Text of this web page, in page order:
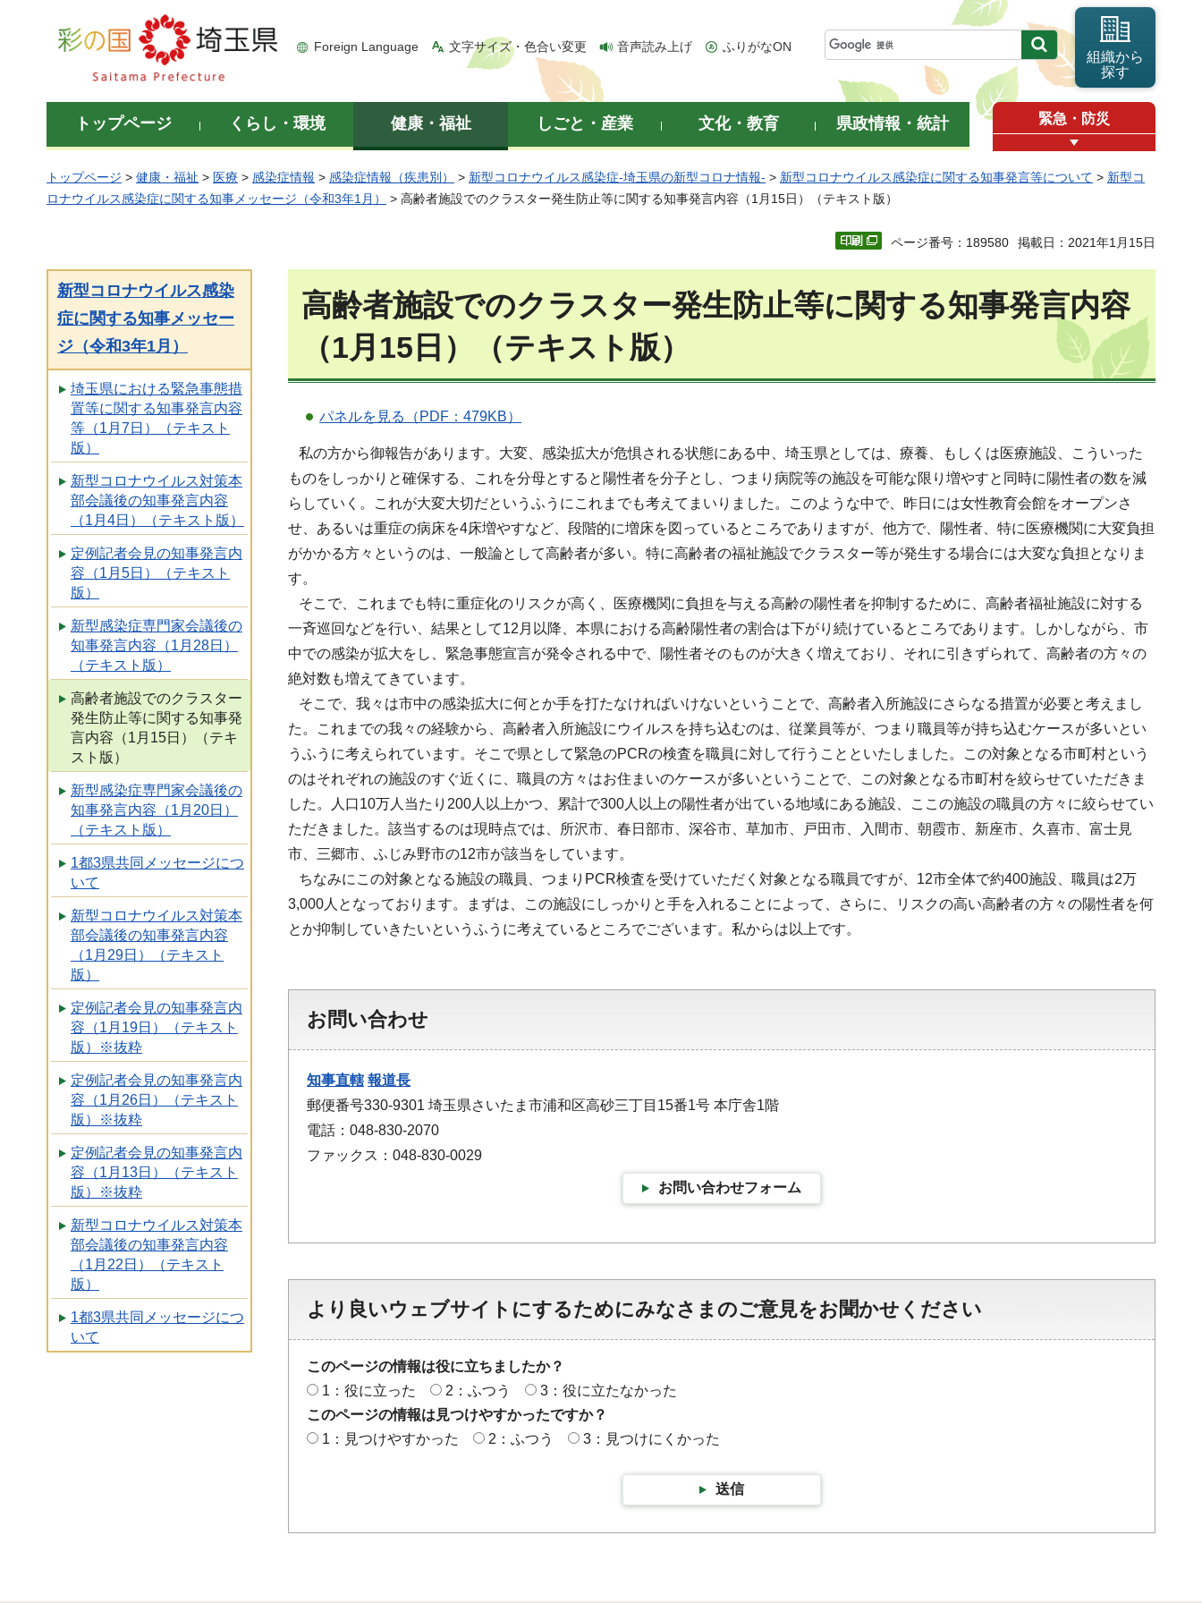
彩の国 埼玉県
Foreign Language 文字サイズ・色合い変更 音声読み上げ ふりがなON
組織から
探す
トップページ くらし・環境 健康・福祉 しごと・産業 文化・教育 県政情報・統計 緊急・防災
トップページ > 健康・福祉 > 医療 > 感染症情報 > 感染症情報（疾患別） > 新型コロナウイルス感染症-埼玉県の新型コロナ情報- > 新型コロナウイルス感染症に関する知事発言等について > 新型コ
ロナウイルス感染症に関する知事メッセージ（令和3年1月）
> 高齢者施設でのクラスター発生防止等に関する知事発言内容（1月15日）（テキスト版）
ページ番号：189580 掲載日：2021年1月15日
新型コロナウイルス感染
症に関する知事メッセー
ジ（令和3年1月）
埼玉県における緊急事態措
置等に関する知事発言内容
等（1月7日）（テキスト
版）
新型コロナウイルス対策本
部会議後の知事発言内容
（1月4日）（テキスト版）
定例記者会見の知事発言内
容（1月5日）（テキスト
版）
新型感染症専門家会議後の
知事発言内容（1月28日）
（テキスト版）
高齢者施設でのクラスター
発生防止等に関する知事発
言内容（1月15日）（テキ
スト版）
新型感染症専門家会議後の
知事発言内容（1月20日）
（テキスト版）
1都3県共同メッセージにつ
いて
新型コロナウイルス対策本
部会議後の知事発言内容
（1月29日）（テキスト
版）
定例記者会見の知事発言内
容（1月19日）（テキスト
版）※抜粋
定例記者会見の知事発言内
容（1月26日）（テキスト
版）※抜粋
定例記者会見の知事発言内
容（1月13日）（テキスト
版）※抜粋
新型コロナウイルス対策本
部会議後の知事発言内容
（1月22日）（テキスト
版）
1都3県共同メッセージにつ
いて
高齢者施設でのクラスター発生防止等に関する知事発言内容
（1月15日）（テキスト版）
パネルを見る（PDF：479KB）
私の方から御報告があります。大変、感染拡大が危惧される状態にある中、埼玉県としては、療養、もしくは医療施設、こういった
ものをしっかりと確保する、これを分母とすると陽性者を分子とし、つまり病院等の施設を可能な限り増やすと同時に陽性者の数を減
らしていく。これが大変大切だというふうにこれまでも考えてまいりました。このような中で、昨日には女性教育会館をオープンさ
せ、あるいは重症の病床を4床増やすなど、段階的に増床を図っているところでありますが、他方で、陽性者、特に医療機関に大変負担
がかかる方々というのは、一般論として高齢者が多い。特に高齢者の福祉施設でクラスター等が発生する場合には大変な負担となりま
す。
そこで、これまでも特に重症化のリスクが高く、医療機関に負担を与える高齢の陽性者を抑制するために、高齢者福祉施設に対する
一斉巡回などを行い、結果として12月以降、本県における高齢陽性者の割合は下がり続けているところであります。しかしながら、市
中での感染が拡大をし、緊急事態宣言が発令される中で、陽性者そのものが大きく増えており、それに引きずられて、高齢者の方々の
絶対数も増えてきています。
そこで、我々は市中の感染拡大に何とか手を打たなければいけないということで、高齢者入所施設にさらなる措置が必要と考えまし
た。これまでの我々の経験から、高齢者入所施設にウイルスを持ち込むのは、従業員等が、つまり職員等が持ち込むケースが多いとい
うふうに考えられています。そこで県として緊急のPCRの検査を職員に対して行うことといたしました。この対象となる市町村という
のはそれぞれの施設のすぐ近くに、職員の方々はお住まいのケースが多いということで、この対象となる市町村を絞らせていただきま
した。人口10万人当たり200人以上かつ、累計で300人以上の陽性者が出ている地域にある施設、ここの施設の職員の方々に絞らせてい
ただきました。該当するのは現時点では、所沢市、春日部市、深谷市、草加市、戸田市、入間市、朝霞市、新座市、久喜市、富士見
市、三郷市、ふじみ野市の12市が該当をしています。
ちなみにこの対象となる施設の職員、つまりPCR検査を受けていただく対象となる職員ですが、12市全体で約400施設、職員は2万
3,000人となっております。まずは、この施設にしっかりと手を入れることによって、さらに、リスクの高い高齢者の方々の陽性者を何
とか抑制していきたいというふうに考えているところでございます。私からは以上です。
お問い合わせ
知事直轄 報道長
郵便番号330-9301 埼玉県さいたま市浦和区高砂三丁目15番1号 本庁舎1階
電話：048-830-2070
ファックス：048-830-0029
お問い合わせフォーム
より良いウェブサイトにするためにみなさまのご意見をお聞かせください
このページの情報は役に立ちましたか？
1：役に立った
2：ふつう
3：役に立たなかった
このページの情報は見つけやすかったですか？
1：見つけやすかった
2：ふつう 3：見つけにくかった
送信